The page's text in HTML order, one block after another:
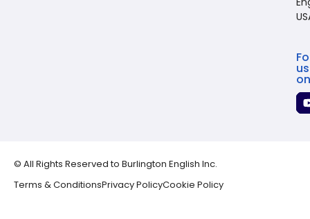
us
on
© All Rights Reserved to Burlington English Inc.
Terms & ConditionsPrivacy PolicyCookie Policy